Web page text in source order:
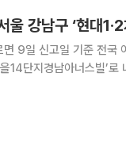
강남구 ‘현대1·2
9일 신고일 기준 전국
14단지경남아너스빌’
만원(135%) 올랐다